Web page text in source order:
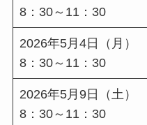
8：30～11：30
2026年5月4日（月）
8：30～11：30
2026年5月9日（土）
8：30～11：30